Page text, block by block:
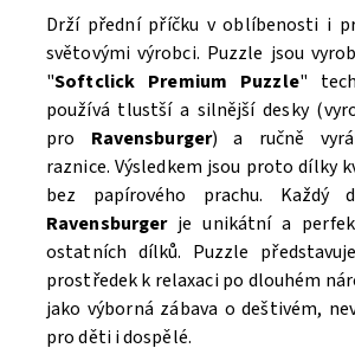
Souhlasím seZpracováním osobních
Drží přední příčku v oblíbenosti i
světovými výrobci. Puzzle jsou
"Softclick Premium Puzzle"
používá tlustší a silnější desky
pro Ravensburger) a ručně
raznice. Výsledkem jsou proto dílky
bez papírového prachu. Každý
Ravensburgerje unikátní a
ostatních dílků. Puzzle
prostředek k relaxaci po dlouhém
jako výborná zábava o deštivém,
pro děti i dospělé.